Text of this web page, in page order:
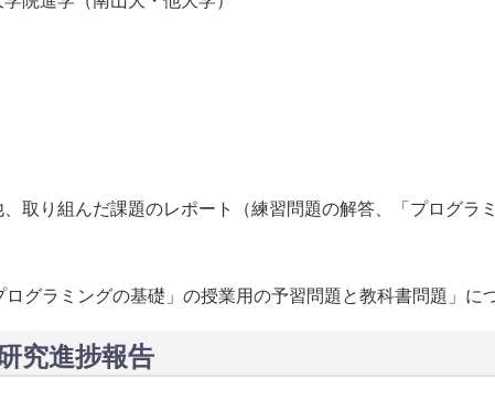
取り組んだ課題のレポート（練習問題の解答、「プログ
グラミングの基礎」の授業用の予習問題と教科書問題」
究進捗報告